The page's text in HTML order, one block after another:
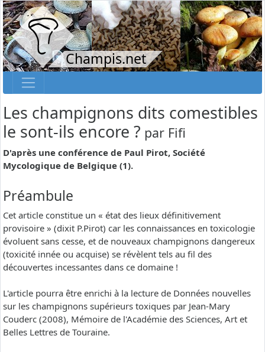
Champis.net
Les champignons dits comestibles
le sont-ils encore ? par Fifi
D'après une conférence de Paul Pirot, Société
Mycologique de Belgique (1).
Préambule
Cet article constitue un « état des lieux définitivement
provisoire » (dixit P.Pirot) car les connaissances en toxicologie
évoluent sans cesse, et de nouveaux champignons dangereux
(toxicité innée ou acquise) se révèlent tels au fil des
découvertes incessantes dans ce domaine !
L'article pourra être enrichi à la lecture de Données nouvelles
sur les champignons supérieurs toxiques par Jean-Mary
Couderc (2008), Mémoire de l'Académie des Sciences, Art et
Belles Lettres de Touraine.